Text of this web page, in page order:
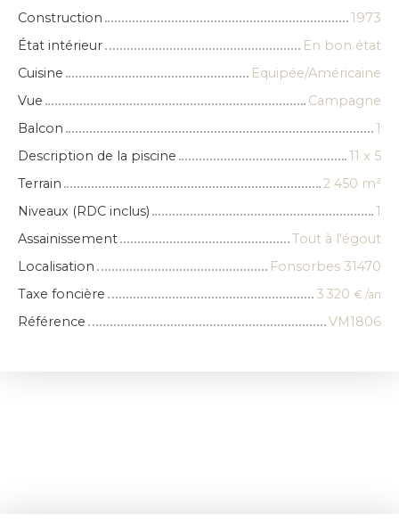
Construction
1973
État intérieur
En bon état
Cuisine
Equipée/Américaine
Vue
Campagne
Balcon
1
Description de la piscine
11 x 5
Terrain
2 450 m²
Niveaux (RDC inclus)
1
Assainissement
Tout à l'égout
Localisation
Fonsorbes 31470
Taxe foncière
3 320 € /an
Référence VM1806